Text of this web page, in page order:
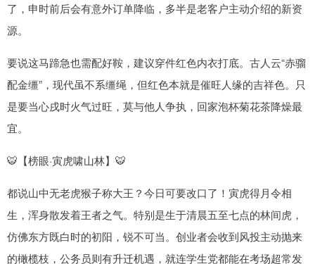
了，申时前后会有意外订单降临，多半是老客户主动介绍的新资
源。
要说这马蹄急也需配好鞍，建议穿件红色内衣打底。古人云“赤骝
配金缰”，现代虽不系缰绳，但红色本就是催旺人缘的吉祥色。只
是要当心戌时火气过旺，莫与他人争执，回家泡杯菊花茶降燥最
宜。
🐯【榜眼·寅虎啸山林】🐯
都说山中无老虎猴子称大王？今日可要改口了！寅虎得月令相
生，浑身散发着王者之气。特别是生于清晨五至七点的林间虎，
仿佛东方既白时的初阳，锐不可当。创业者会收到风投主动抛来
的橄榄枝，公务员则有升迁机遇，就连学生党都能在考场超常发